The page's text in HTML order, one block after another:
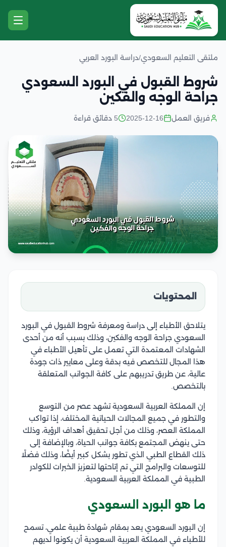
ملتقى التعليم السعودي/دراسة البورد العربي
شروط القبول في البورد السعودي
جراحة الوجه والفكين
فريق العمل 2025-12-16 5 دقائق قراءة
المحتويات
يتلاحق الأطباء إلى دراسة ومعرفة شروط القبول في البورد
السعودي جراحة الوجه والفكين، وذلك بسبب أنه من أحدى
الشهادات المعتمدة التي تعمل على تأهيل الأطباء في
هذا المجال للتخصص فيه بدقة وعلى معايير ذات جودة
عالية، عن طريق تدريبهم على كافة الجوانب المتعلقة
بالتخصص.
إن المملكة العربية السعودية تشهد عصر من التوسع
والتطور في جميع المجالات الحياتية المختلف، إذا تواكب
المملكة العصر، وذلك من أجل تحقيق أهداف الرؤية، وذلك
حتى ينهض المجتمع بكافة جوانب الحياة، وبالإضافة إلى
ذلك القطاع الطبي الذي تطور بشكل كبير أيضًا، وذلك فضلًا
للتوسعات والبرامج التي تم إتاحتها لتعزيز الخبرات للكوادر
الطبية في المملكة العربية السعودية.
ما هو البورد السعودي
إن البورد السعودي يعد بمقام شهادة طبية علمي، تسمح
للأطباء في المملكة العربية السعودية أن يكونوا لديهم